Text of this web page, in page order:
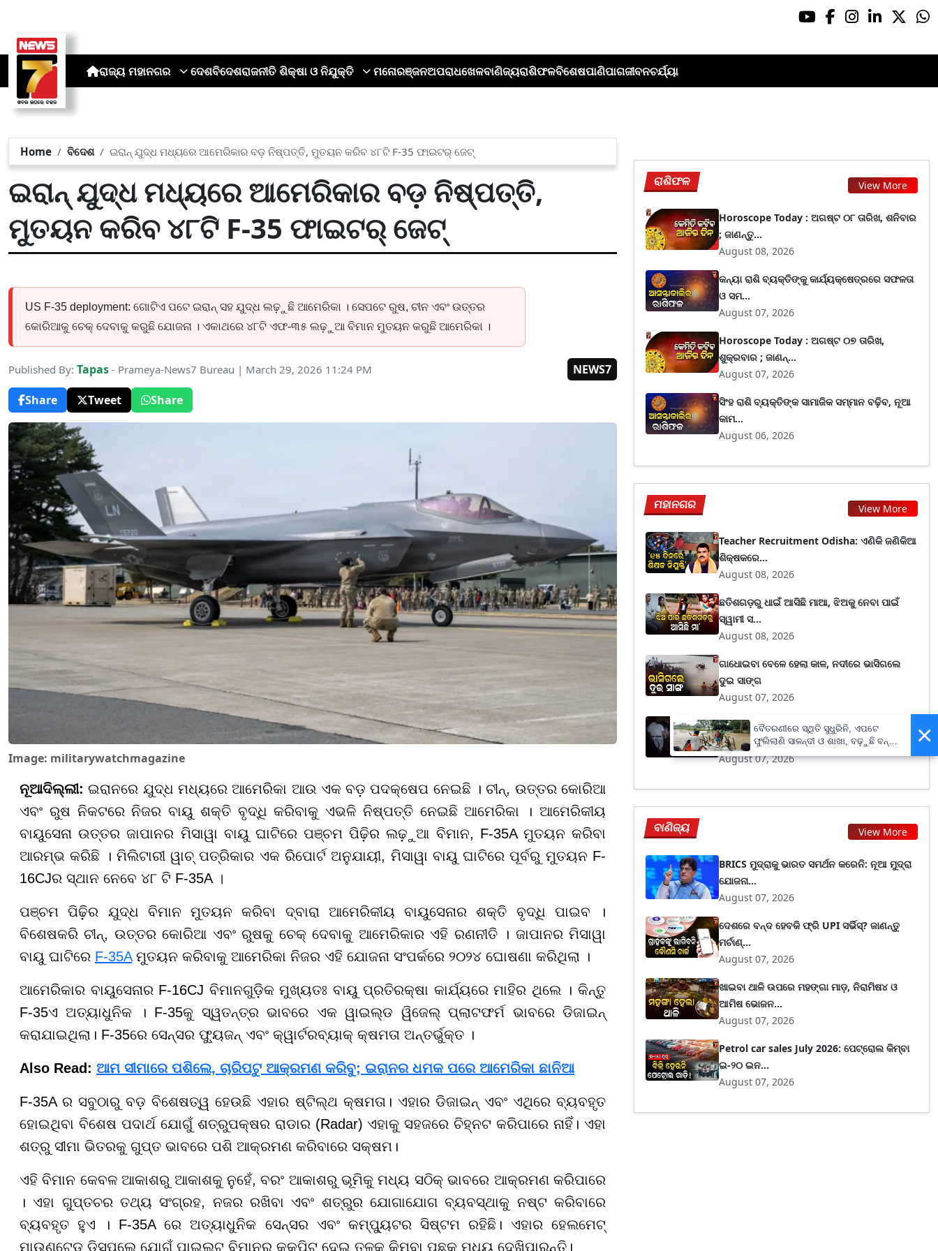
ରାଜ୍ୟ ମହାନଗର ଦେଶବିଦେଶରାଜନୀତି ଶିକ୍ଷା ଓ ନିଯୁକ୍ତି ମନୋରଞ୍ଜନଅପରାଧଖେଳବାଣିଜ୍ୟରାଶିଫଳବିଶେଷପାଣିପାଗଜୀବନଚର୍ଯ୍ୟା
Home ବିଦେଶ ଇରାନ୍ ଯୁଦ୍ଧ ମଧ୍ୟରେ ଆମେରିକାର ବଡ଼ ନିଷ୍ପତ୍ତି, ମୁତୟନ କରିବ ୪୮ଟି F-35 ଫାଇଟର୍ ଜେଟ୍
ଇରାନ୍ ଯୁଦ୍ଧ ମଧ୍ୟରେ ଆମେରିକାର ବଡ଼ ନିଷ୍ପତ୍ତି,
ମୁତୟନ କରିବ ୪୮ଟି F-35 ଫାଇଟର୍ ଜେଟ୍
US F-35 deployment: ଗୋଟିଏ ପଟେ ଇରାନ୍‌ ସହ ଯୁଦ୍ଧ ଲଢ଼ୁଛି ଆମେରିକା । ସେପଟେ ରୁଷ, ଚୀନ ଏବଂ ଉତ୍ତର
କୋରିଆକୁ ଚେକ୍‌ ଦେବାକୁ କରୁଛି ଯୋଜନା । ଏକାଥରେ ୪୮ଟି ଏଫ-୩୫ ଲଢ଼ୁଆ ବିମାନ ମୁତୟନ କରୁଛି ଆମେରିକା ।
Published By: Tapas - Prameya-News7 Bureau | March 29, 2026 11:24 PM
NEWS7
Share
Tweet Share
Image: militarywatchmagazine
ନୂଆଦିଲ୍ଲୀ: ଇରାନରେ ଯୁଦ୍ଧ ମଧ୍ୟରେ ଆମେରିକା ଆଉ ଏକ ବଡ଼ ପଦକ୍ଷେପ ନେଇଛି । ଚୀନ୍, ଉତ୍ତର କୋରିଆ
ଏବଂ ରୁଷ ନିକଟରେ ନିଜର ବାୟୁ ଶକ୍ତି ବୃଦ୍ଧି କରିବାକୁ ଏଭଳି ନିଷ୍ପତ୍ତି ନେଇଛି ଆମେରିକା । ଆମେରିକୀୟ
ବାୟୁସେନା ଉତ୍ତର ଜାପାନର ମିସାୱା ବାୟୁ ଘାଟିରେ ପଞ୍ଚମ ପିଢ଼ିର ଲଢ଼ୁଆ ବିମାନ, F-35A ମୁତୟନ କରିବା
ଆରମ୍ଭ କରିଛି । ମିଲିଟାରୀ ୱାଚ୍ ପତ୍ରିକାର ଏକ ରିପୋର୍ଟ ଅନୁଯାୟୀ, ମିସାୱା ବାୟୁ ଘାଟିରେ ପୂର୍ବରୁ ମୁତୟନ F-
16CJର ସ୍ଥାନ ନେବେ ୪୮ ଟି F-35A ।
ପଞ୍ଚମ ପିଢ଼ିର ଯୁଦ୍ଧ ବିମାନ ମୁତୟନ କରିବା ଦ୍ବାରା ଆମେରିକୀୟ ବାୟୁସେନାର ଶକ୍ତି ବୃଦ୍ଧି ପାଇବ ।
ବିଶେଷକରି ଚୀନ୍, ଉତ୍ତର କୋରିଆ ଏବଂ ରୁଷକୁ ଚେକ୍ ଦେବାକୁ ଆମେରିକାର ଏହି ରଣନୀତି । ଜାପାନର ମିସାୱା
ବାୟୁ ଘାଟିରେ F-35Aମୁତୟନ କରିବାକୁ ଆମେରିକା ନିଜର ଏହି ଯୋଜନା ସଂପର୍କରେ ୨୦୨୪ ଘୋଷଣା କରିଥିଲା ।
ଆମେରିକାର ବାୟୁସେନାର F-16CJ ବିମାନଗୁଡ଼ିକ ମୁଖ୍ୟତଃ ବାୟୁ ପ୍ରତିରକ୍ଷା କାର୍ଯ୍ୟରେ ମାହିର ଥିଲେ । କିନ୍ତୁ
F-35ଏ ଅତ୍ୟାଧୁନିକ । F-35କୁ ସ୍ୱତନ୍ତ୍ର ଭାବରେ ଏକ ୱାଇଲ୍ଡ ୱିଜେଲ୍ ପ୍ଲାଟଫର୍ମ ଭାବରେ ଡିଜାଇନ୍
କରାଯାଇଥିଲା। F-35ରେ ସେନ୍ସର ଫ୍ୟୁଜନ୍ ଏବଂ କ୍ୱାର୍ଟରବ୍ୟାକ୍ କ୍ଷମତା ଅନ୍ତର୍ଭୁକ୍ତ ।
Also Read: ଆମ ସୀମାରେ ପଶିଲେ, ଚାରିପଟୁ ଆକ୍ରମଣ କରିବୁ; ଇରାନର ଧମକ ପରେ ଆମେରିକା ଛାନିଆ
F-35A ର ସବୁଠାରୁ ବଡ଼ ବିଶେଷତ୍ୱ ହେଉଛି ଏହାର ଷ୍ଟିଲ୍ଥ କ୍ଷମତା। ଏହାର ଡିଜାଇନ୍ ଏବଂ ଏଥିରେ ବ୍ୟବହୃତ
ହୋଇଥିବା ବିଶେଷ ପଦାର୍ଥ ଯୋଗୁଁ ଶତ୍ରୁପକ୍ଷର ରାଡାର (Radar) ଏହାକୁ ସହଜରେ ଚିହ୍ନଟ କରିପାରେ ନାହିଁ। ଏହା
ଶତ୍ରୁ ସୀମା ଭିତରକୁ ଗୁପ୍ତ ଭାବରେ ପଶି ଆକ୍ରମଣ କରିବାରେ ସକ୍ଷମ।
ଏହି ବିମାନ କେବଳ ଆକାଶରୁ ଆକାଶକୁ ନୁହେଁ, ବରଂ ଆକାଶରୁ ଭୂମିକୁ ମଧ୍ୟ ସଠିକ୍ ଭାବରେ ଆକ୍ରମଣ କରିପାରେ
। ଏହା ଗୁପ୍ତଚର ତଥ୍ୟ ସଂଗ୍ରହ, ନଜର ରଖିବା ଏବଂ ଶତ୍ରୁର ଯୋଗାଯୋଗ ବ୍ୟବସ୍ଥାକୁ ନଷ୍ଟ କରିବାରେ
ବ୍ୟବହୃତ ହୁଏ । F-35A ରେ ଅତ୍ୟାଧୁନିକ ସେନ୍ସର ଏବଂ କମ୍ପ୍ୟୁଟର ସିଷ୍ଟମ ରହିଛି। ଏହାର ହେଲମେଟ୍
ମାଉଣ୍ଟେଡ୍ ଡିସପ୍ଲେ ଯୋଗୁଁ ପାଇଲଟ୍ ବିମାନର କକ୍ପିଟ୍ ଦେଇ ତଳକୁ କିମ୍ବା ପଛକୁ ମଧ୍ୟ ଦେଖିପାରନ୍ତି।
ରାଶିଫଳ View More
Horoscope Today : ଅଗଷ୍ଟ ୦୮ ତାରିଖ, ଶନିବାର
; ଜାଣନ୍ତୁ...
August 08, 2026
କନ୍ୟା ରାଶି ବ୍ୟକ୍ତିଙ୍କୁ କାର୍ଯ୍ୟକ୍ଷେତ୍ରରେ ସଫଳତା
ଓ ସମ...
August 07, 2026
Horoscope Today : ଅଗଷ୍ଟ ୦୭ ତାରିଖ,
ଶୁକ୍ରବାର ; ଜାଣନ୍...
August 07, 2026
ସିଂହ ରାଶି ବ୍ୟକ୍ତିଙ୍କ ସାମାଜିକ ସମ୍ମାନ ବଢ଼ିବ, ନୂଆ
କାମ...
August 06, 2026
ମହାନଗର View More
Teacher Recruitment Odisha: ଏଣିକି ଜଣିକିଆ
ଶିକ୍ଷକରେ...
August 08, 2026
ଛତିଶଗଡ଼ରୁ ଧାଇଁ ଆସିଛି ମାଆ, ଝିଅକୁ ନେବା ପାଇଁ
ସ୍ୱାମୀ ସ...
August 08, 2026
ଗାଧୋଇବା ବେଳେ ହେଲା କାଳ, ନଦୀରେ ଭାସିଗଲେ
ଦୁଇ ସାଙ୍ଗ
August 07, 2026
ଚଳନ୍ତା ଟ୍ରେନରୁ ଯୁବକଙ୍କୁ ଠେଲିଦେଲେ ଦୁର୍ବୃତ୍ତ,
ବର୍ଷା...
August 07, 2026
ବାଣିଜ୍ୟ View More
BRICS ମୁଦ୍ରାକୁ ଭାରତ ସମର୍ଥନ କରେନି: ନୂଆ ମୁଦ୍ରା
ଯୋଜନା...
August 07, 2026
ଦେଶରେ ବନ୍ଦ ହେବକି ଫ୍ରି UPI ସର୍ଭିସ୍? ଜାଣନ୍ତୁ
ମର୍ଚାଣ୍...
August 07, 2026
ଖାଇବା ଥାଳି ଉପରେ ମହଙ୍ଗା ମାଡ଼, ନିରାମିଷ୪ ଓ
ଆମିଷ ଭୋଜନ...
August 07, 2026
Petrol car sales July 2026: ପେଟ୍ରୋଲ କିମ୍ବା
ଇ-୨୦ ଇନ...
August 07, 2026
×
ବୈତରଣୀରେ ସ୍ଥିତି ସୁଧୁରିନି, ଏପଟେ
ଫୁଲିଲାଣି ସାଳନ୍ଦୀ ଓ ଶାଖା, ବଢ଼ୁଛି ବନ୍ୟା
ଭୟ